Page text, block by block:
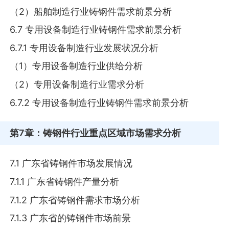
（2）船舶制造行业铸钢件需求前景分析
6.7 专用设备制造行业铸钢件需求前景分析
6.7.1 专用设备制造行业发展状况分析
（1）专用设备制造行业供给分析
（2）专用设备制造行业需求分析
6.7.2 专用设备制造行业铸钢件需求前景分析
第7章 ：铸钢件行业重点区域市场需求分析
7.1 广东省铸钢件市场发展情况
7.1.1 广东省铸钢件产量分析
7.1.2 广东省铸钢件需求市场分析
7.1.3 广东省的铸钢件市场前景